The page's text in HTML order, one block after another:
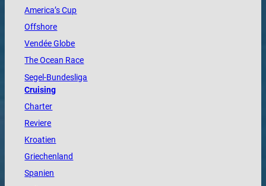
America’s Cup
Offshore
VendéeGlobe
TheOcean Race
Segel-Bundesliga
Cruising
Charter
Reviere
Kroatien
Griechenland
Spanien